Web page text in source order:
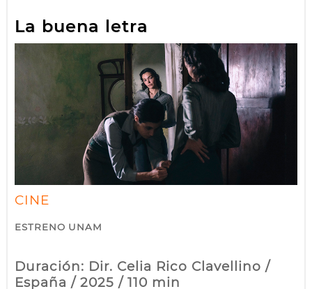
La buena letra
CINE
ESTRENO UNAM
Duración: Dir. Celia Rico Clavellino /
España / 2025 / 110 min